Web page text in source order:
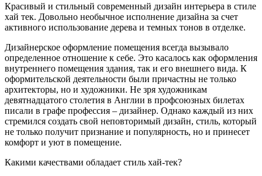
Красивый и стильный современный дизайн интерьера в стиле
хай тек. Довольно необычное исполнение дизайна за счет
активного использование дерева и темных тонов в отделке.
Дизайнерское оформление помещения всегда вызывало
определенное отношение к себе. Это касалось как оформления
внутреннего помещения здания, так и его внешнего вида. К
оформительской деятельности были причастны не только
архитекторы, но и художники. Не зря художникам
девятнадцатого столетия в Англии в профсоюзных билетах
писали в графе профессия – дизайнер. Однако каждый из них
стремился создать свой неповторимый дизайн, стиль, который
не только получит признание и популярность, но и принесет
комфорт и уют в помещение.
Какими качествами обладает стиль хай-тек?